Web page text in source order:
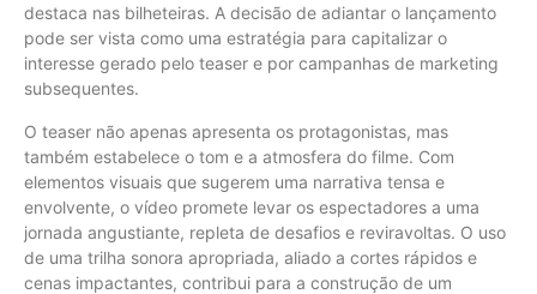
destaca nas bilheteiras. A decisão de adiantar o lançamento
pode ser vista como uma estratégia para capitalizar o
interesse gerado pelo teaser e por campanhas de marketing
subsequentes.
O teaser não apenas apresenta os protagonistas, mas
também estabelece o tom e a atmosfera do filme. Com
elementos visuais que sugerem uma narrativa tensa e
envolvente, o vídeo promete levar os espectadores a uma
jornada angustiante, repleta de desafios e reviravoltas. O uso
de uma trilha sonora apropriada, aliado a cortes rápidos e
cenas impactantes, contribui para a construção de um